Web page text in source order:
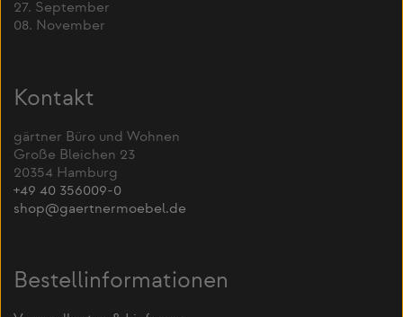
27. September
08. November
Kontakt
gärtner Büro und Wohnen
Große Bleichen 23
20354 Hamburg
+49 40 356009-0
shop@gaertnermoebel.de
Bestellinformationen